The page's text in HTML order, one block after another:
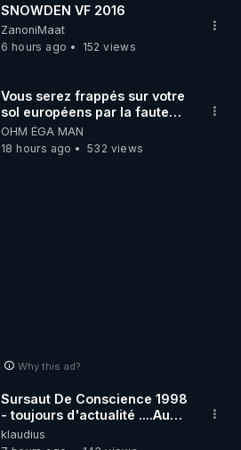
SNOWDEN VF 2016
ZanoniMaat
6 hours ago
152 views
Vous serez frappés sur votre
sol européens par la faute
des dirigeants qui s'en
mettent dans le nez
OHM ÉGA MAN
18 hours ago
532 views
Why this ad?
Sursaut De Conscience 1998
- toujours d'actualité ....Au
Dela Du Réel
klaudius